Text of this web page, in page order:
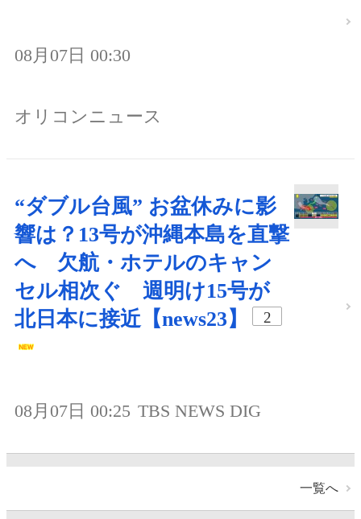
08月07日 00:30
オリコンニュース
“ダブル台風” お盆休みに影
響は？13号が沖縄本島を直撃
へ 欠航・ホテルのキャン
セル相次ぐ 週明け15号が
北日本に接近【news23】
2
08月07日 00:25 TBS NEWS DIG
一覧へ